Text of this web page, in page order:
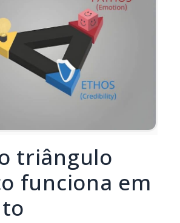
triângulo
funciona em